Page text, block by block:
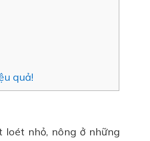
quả!
nhỏ, nông ở những